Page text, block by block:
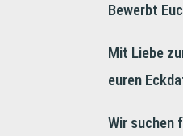
Bewerbt
Mit Liebe
euren
Wir suchen